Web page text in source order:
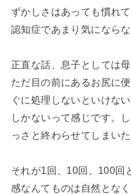
ずかしさはあっても慣れ
認知症であまり気になら
正直な話、息子としては
ただ目の前にあるお尻に
ぐに処理しないといけな
しかないって感じです。
っさと終わらせてしまいた
それが1回、10回、100回
感なんてものは自然とな